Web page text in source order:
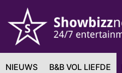
NIEUWS B&B VOL LIEFDE